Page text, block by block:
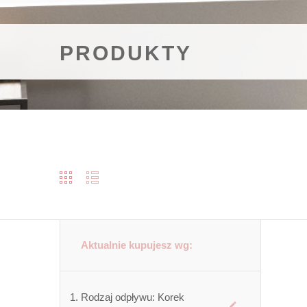
PRODUKTY
Aktualnie kupujesz wg:
Rodzaj odpływu: Korek